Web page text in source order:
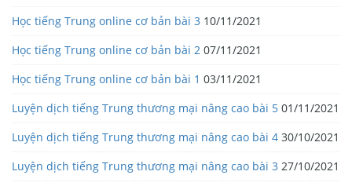
Học tiếng Trung online cơ bản bài 3 10/11/2021
Học tiếng Trung online cơ bản bài 2 07/11/2021
Học tiếng Trung online cơ bản bài 1 03/11/2021
Luyện dịch tiếng Trung thương mại nâng cao bài 5 01/11/2021
Luyện dịch tiếng Trung thương mại nâng cao bài 4 30/10/2021
Luyện dịch tiếng Trung thương mại nâng cao bài 3 27/10/2021